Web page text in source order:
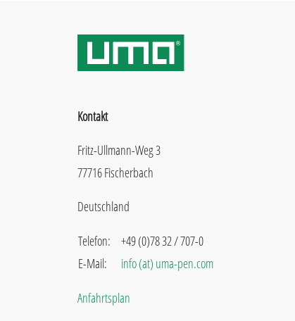
Kontakt
Fritz-Ullmann-Weg 3
77716 Fischerbach
Deutschland
Telefon:
E-Mail:
+49 (0)78 32 / 707-0
info (at) uma-pen.com
Anfahrtsplan